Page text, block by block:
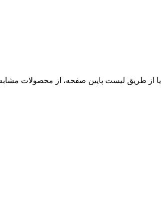
یا از طریق لیست پایین صفحه، از محصولات مشابه